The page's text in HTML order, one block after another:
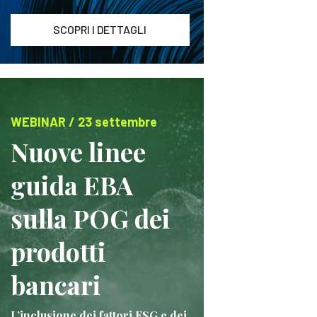
SCOPRI I DETTAGLI
WEBINAR / 23 settembre
Nuove linee
guida EBA
sulla POG dei
prodotti
bancari